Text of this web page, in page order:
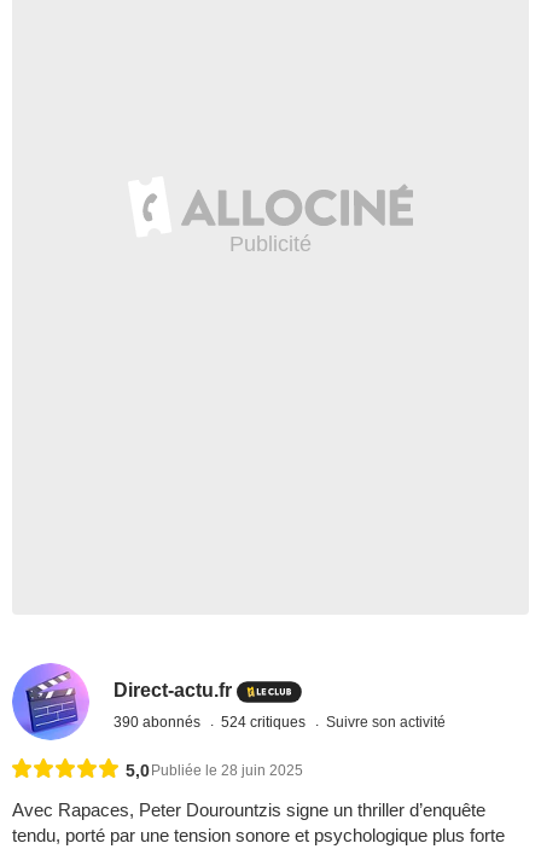
Direct-actu.fr
390 abonnés 524 critiques Suivre son activité
5,0 Publiée le 28 juin 2025
Avec Rapaces, Peter Dourountzis signe un thriller d’enquête
tendu, porté par une tension sonore et psychologique plus forte